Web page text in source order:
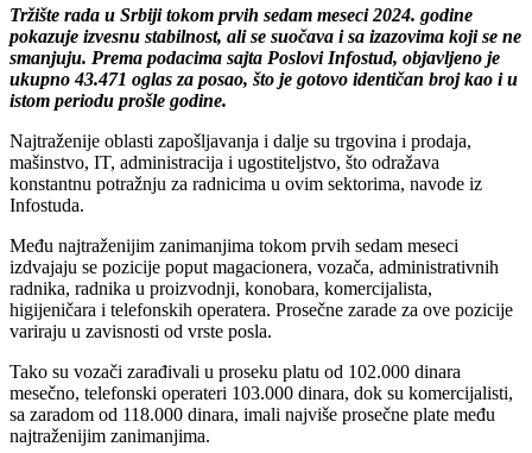
Tržište rada u Srbiji tokom prvih sedam meseci 2024. godine
pokazuje izvesnu stabilnost, ali se suočava i sa izazovima koji se ne
smanjuju. Prema podacima sajta Poslovi Infostud, objavljeno je
ukupno 43.471 oglas za posao, što je gotovo identičan broj kao i u
istom periodu prošle godine.
Najtraženije oblasti zapošljavanja i dalje su trgovina i prodaja,
mašinstvo, IT, administracija i ugostiteljstvo, što odražava
konstantnu potražnju za radnicima u ovim sektorima, navode iz
Infostuda.
Među najtraženijim zanimanjima tokom prvih sedam meseci
izdvajaju se pozicije poput magacionera, vozača, administrativnih
radnika, radnika u proizvodnji, konobara, komercijalista,
higijeničara i telefonskih operatera. Prosečne zarade za ove pozicije
variraju u zavisnosti od vrste posla.
Tako su vozači zarađivali u proseku platu od 102.000 dinara
mesečno, telefonski operateri 103.000 dinara, dok su komercijalisti,
sa zaradom od 118.000 dinara, imali najviše prosečne plate među
najtraženijim zanimanjima.